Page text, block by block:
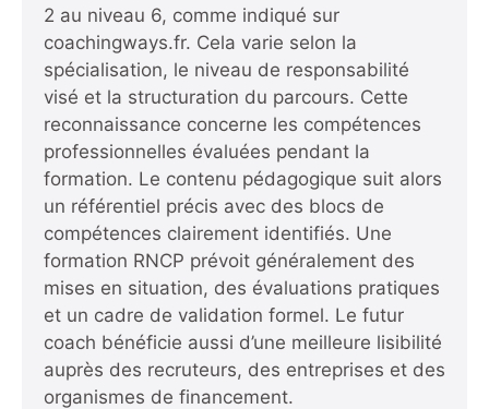
2 au niveau 6, comme indiqué sur
coachingways.fr. Cela varie selon la
spécialisation, le niveau de responsabilité
visé et la structuration du parcours. Cette
reconnaissance concerne les compétences
professionnelles évaluées pendant la
formation. Le contenu pédagogique suit alors
un référentiel précis avec des blocs de
compétences clairement identifiés. Une
formation RNCP prévoit généralement des
mises en situation, des évaluations pratiques
et un cadre de validation formel. Le futur
coach bénéficie aussi d’une meilleure lisibilité
auprès des recruteurs, des entreprises et des
organismes de financement.